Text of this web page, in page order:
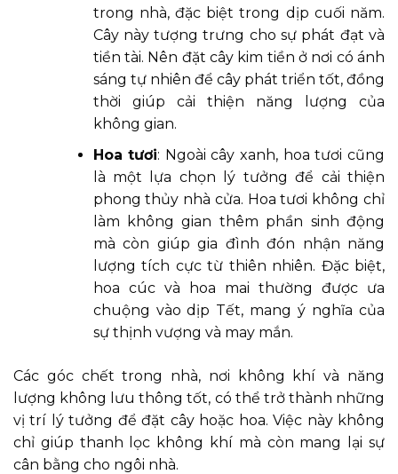
trong nhà, đặc biệt trong dịp cuối năm.
Cây này tượng trưng cho sự phát đạt và
tiền tài. Nên đặt cây kim tiền ở nơi có ánh
sáng tự nhiên để cây phát triển tốt, đồng
thời giúp cải thiện năng lượng của
không gian.
Hoa tươi: Ngoài cây xanh, hoa tươi cũng
là một lựa chọn lý tưởng để cải thiện
phong thủy nhà cửa. Hoa tươi không chỉ
làm không gian thêm phần sinh động
mà còn giúp gia đình đón nhận năng
lượng tích cực từ thiên nhiên. Đặc biệt,
hoa cúc và hoa mai thường được ưa
chuộng vào dịp Tết, mang ý nghĩa của
sự thịnh vượng và may mắn.
Các góc chết trong nhà, nơi không khí và năng
lượng không lưu thông tốt, có thể trở thành những
vị trí lý tưởng để đặt cây hoặc hoa. Việc này không
chỉ giúp thanh lọc không khí mà còn mang lại sự
cân bằng cho ngôi nhà.